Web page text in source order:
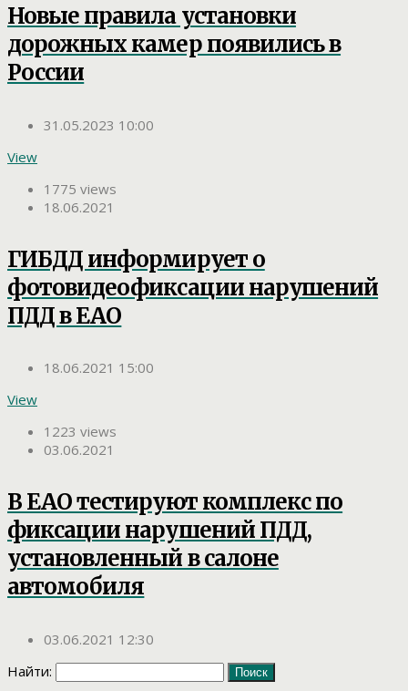
Новые правила установки
дорожных камер появились в
России
31.05.2023 10:00
View
1775 views
18.06.2021
ГИБДД информирует о
фотовидеофиксации нарушений
ПДД в ЕАО
18.06.2021 15:00
View
1223 views
03.06.2021
В ЕАО тестируют комплекс по
фиксации нарушений ПДД,
установленный в салоне
автомобиля
03.06.2021 12:30
Найти: